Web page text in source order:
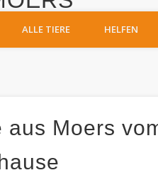
ALLE TIERE HELFEN
aus Moers